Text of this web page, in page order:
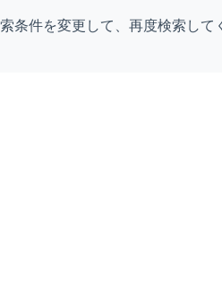
条件を変更して、再度検索して